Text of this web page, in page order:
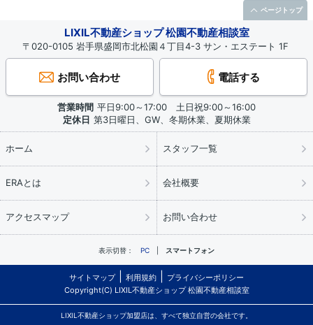
LIXIL不動産ショップ 松園不動産相談室
〒020-0105 岩手県盛岡市北松園４丁目4-3 サン・エステート 1F
お問い合わせ 電話する
営業時間 平日9:00～17:00 土日祝9:00～16:00
定休日 第3日曜日、GW、冬期休業、夏期休業
ホーム スタッフ一覧
ERAとは 会社概要
アクセスマップ お問い合わせ
表示切替： PC スマートフォン
サイトマップ 利用規約
プライバシーポリシー
Copyright(C) LIXIL不動産ショップ 松園不動産相談室
LIXIL不動産ショップ加盟店は、すべて独立自営の会社です。
ページトップ